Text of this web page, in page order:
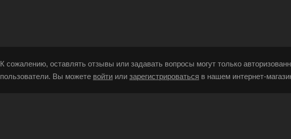
К сожалению, оставлять отзывы или задавать вопросы могут только
пользователи. Вы можете войти или зарегистрироваться в нашем интернет-